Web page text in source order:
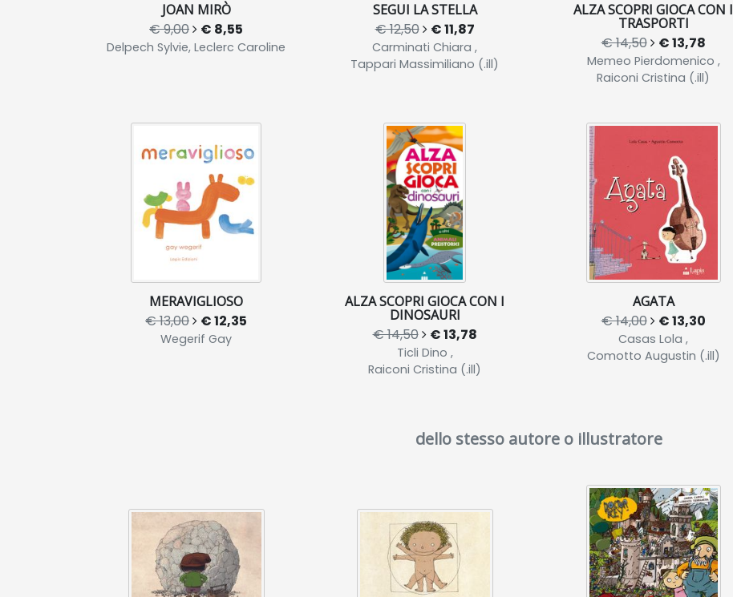
JOAN MIRÒ
€ 9,00 € 8,55
Delpech Sylvie, Leclerc Caroline
SEGUI LA STELLA
€ 12,50 € 11,87
Carminati Chiara ,
Tappari Massimiliano (.ill)
ALZA SCOPRI GIOCA CON I
TRASPORTI
€ 14,50 € 13,78
Memeo Pierdomenico ,
Raiconi Cristina (.ill)
MERAVIGLIOSO
€ 13,00 € 12,35
Wegerif Gay
ALZA SCOPRI GIOCA CON I
DINOSAURI
€ 14,50 € 13,78
Ticli Dino ,
Raiconi Cristina (.ill)
AGATA
€ 14,00 € 13,30
Casas Lola ,
Comotto Augustin (.ill)
dello stesso autore o illustratore